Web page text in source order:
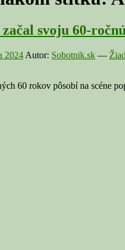
svoju 60-
2024 Autor: Sobotnik.sk —
60 rokov pôsobí na scéne